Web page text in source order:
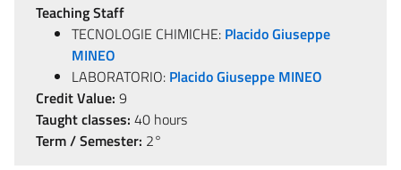
Teaching Staff
TECNOLOGIE CHIMICHE: Placido Giuseppe
MINEO
LABORATORIO: Placido Giuseppe MINEO
Credit Value: 9
Taught classes: 40 hours
Term / Semester: 2°